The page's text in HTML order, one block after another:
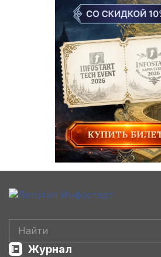
Журнал